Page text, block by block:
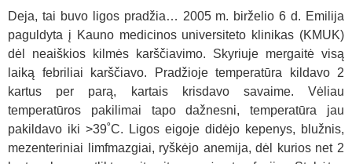
Deja, tai buvo ligos pradžia… 2005 m. birželio 6 d. Emilija
paguldyta į Kauno medicinos universiteto klinikas (KMUK)
dėl neaiškios kilmės karščiavimo. Skyriuje mergaitė visą
laiką febriliai karščiavo. Pradžioje temperatūra kildavo 2
kartus per parą, kartais krisdavo savaime. Vėliau
temperatūros pakilimai tapo dažnesni, temperatūra jau
pakildavo iki >39˚C. Ligos eigoje didėjo kepenys, blužnis,
mezenteriniai limfmazgiai, ryškėjo anemija, dėl kurios net 2